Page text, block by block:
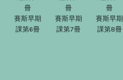
賽斯早期
課第6冊
賽斯早期
課第7冊
賽斯早期
課第8冊